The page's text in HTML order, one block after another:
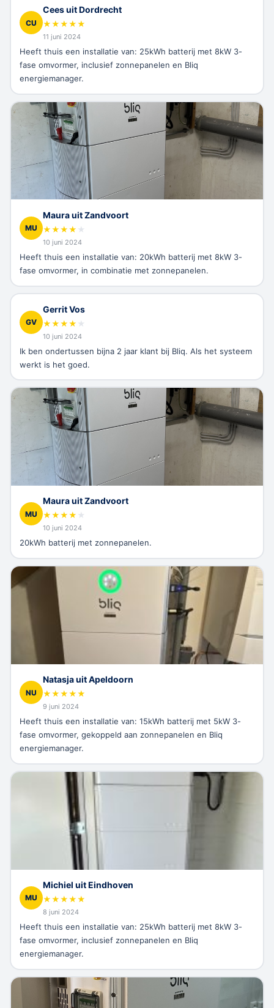
CU
Cees uit Dordrecht
★★★★★
11 juni 2024
Heeft thuis een installatie van: 25kWh batterij met 8kW 3-
fase omvormer, inclusief zonnepanelen en Bliq
energiemanager.
MU
Maura uit Zandvoort
★★★★ ★
10 juni 2024
Heeft thuis een installatie van: 20kWh batterij met 8kW 3-
fase omvormer, in combinatie met zonnepanelen.
GV
Gerrit Vos
★★★★ ★
10 juni 2024
Ik ben ondertussen bijna 2 jaar klant bij Bliq. Als het systeem
werkt is het goed.
MU
Maura uit Zandvoort
★★★★ ★
10 juni 2024
20kWh batterij met zonnepanelen.
NU
Natasja uit Apeldoorn
★★★★★
9 juni 2024
Heeft thuis een installatie van: 15kWh batterij met 5kW 3-
fase omvormer, gekoppeld aan zonnepanelen en Bliq
energiemanager.
MU
Michiel uit Eindhoven
★★★★★
8 juni 2024
Heeft thuis een installatie van: 25kWh batterij met 8kW 3-
fase omvormer, inclusief zonnepanelen en Bliq
energiemanager.